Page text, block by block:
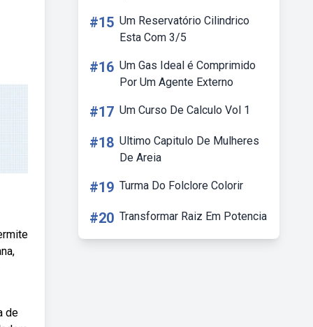
de
#15 Um Reservatório Cilindrico
Esta Com 3/5
#16 Um Gas Ideal é Comprimido
Por Um Agente Externo
#17 Um Curso De Calculo Vol 1
#18 Ultimo Capitulo De Mulheres
De Areia
#19 Turma Do Folclore Colorir
#20 Transformar Raiz Em Potencia